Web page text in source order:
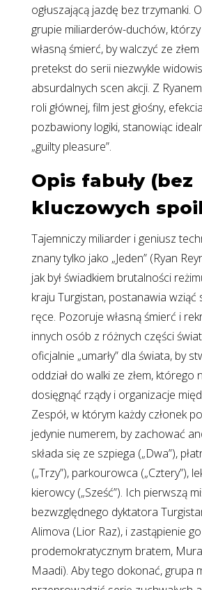
ogłuszającą jazdę bez trzymanki.
grupie miliarderów-duchów,
własną śmierć, by walczyć ze
pretekst do serii niezwykle
absurdalnych scen akcji. Z
roli głównej, film jest głośny,
pozbawiony logiki, stanowiąc
„guilty pleasure”.
Opis fabuły (bez
kluczowych
Tajemniczy miliarder i geniusz
znany tylko jako „Jeden” (Ryan
jak był świadkiem brutalności
kraju Turgistan, postanawia wziąć
ręce. Pozoruje własną śmierć i
innych osób z różnych części
oficjalnie „umarły” dla świata, by
oddział do walki ze złem, którego
dosięgnąć rządy i organizacje
Zespół, w którym każdy członek
jedynie numerem, by zachować
składa się ze szpiega („Dwa”),
(„Trzy”), parkourowca („Cztery”),
kierowcy („Sześć”). Ich pierwszą
bezwzględnego dyktatora
Alimova (Lior Raz), i zastąpienie
prodemokratycznym bratem,
Maadi). Aby tego dokonać, grupa